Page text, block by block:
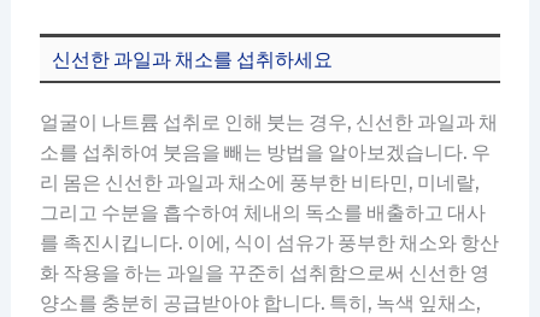
신선한 과일과 채소를 섭취하세요
얼굴이 나트륨 섭취로 인해 붓는 경우, 신선한 과일과 채
소를 섭취하여 붓음을 빼는 방법을 알아보겠습니다. 우
리 몸은 신선한 과일과 채소에 풍부한 비타민, 미네랄,
그리고 수분을 흡수하여 체내의 독소를 배출하고 대사
를 촉진시킵니다. 이에, 식이 섬유가 풍부한 채소와 항산
화 작용을 하는 과일을 꾸준히 섭취함으로써 신선한 영
양소를 충분히 공급받아야 합니다. 특히, 녹색 잎채소,